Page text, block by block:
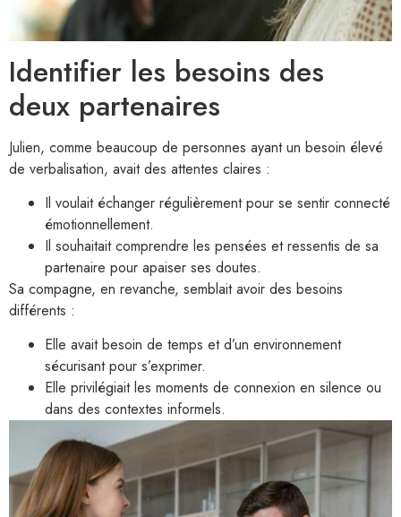
Identifier les besoins des
deux partenaires
Julien, comme beaucoup de personnes ayant un besoin élevé
de verbalisation, avait des attentes claires :
Il voulait échanger régulièrement pour se sentir connecté
émotionnellement.
Il souhaitait comprendre les pensées et ressentis de sa
partenaire pour apaiser ses doutes.
Sa compagne, en revanche, semblait avoir des besoins
différents :
Elle avait besoin de temps et d’un environnement
sécurisant pour s’exprimer.
Elle privilégiait les moments de connexion en silence ou
dans des contextes informels.